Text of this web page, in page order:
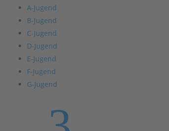
A-Jugend
B-Jugend
C-Jugend
D-Jugend
E-Jugend
F-Jugend
G-Jugend